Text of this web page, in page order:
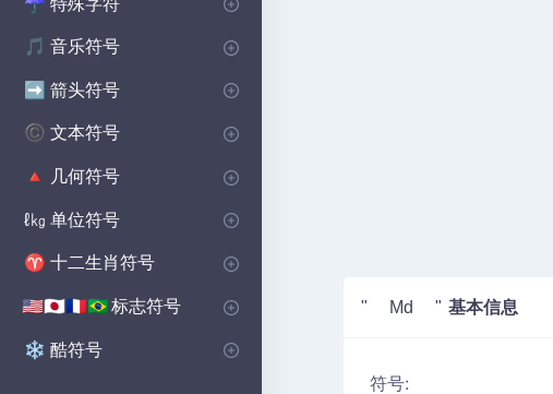
" Md " 基本信息
符号:
: 标点符号
⚜ 装饰符号
• 点符号
☮️ 王子符号
⚔️ 狂战士符号
⚔️ 维京符号
🔨 焊接符号
🏫 学校符号
⭐ 星球大战符号
ॐ 印度符号
☯️ 异教符号
🎵 音乐符号
♩ 注释符号
♯ CLEFS符号
🎵 音乐休息符号
🎼 重复音乐符号
➡️ 箭头符号
➡️ 方向箭头
↓ 向下箭头符号
→ 右箭头符号
↑ 向上箭头符号
^ 商店箭头符号
©️ 文本符号
©️ 版权符号
♀ 女性符号
❤️ 美学符号
♂ 男性符号
🦇 蝙蝠侠符号
Ⓐ 无政府状态符号
✝️ 交叉符号
¶ 段落符号
🚗 汽车符号
🧩 自闭症符号
☘️ 凯尔特人符号
🍽️ 洗碗机符号
🔮 哈利·波特符号
🔨 北欧符号
🐉 保护符号
🔺 几何符号
🔺 基本形状符号
⬟ 多边形符号
■ 坚实的图形符号
ℓ㎏ 单位符号
📏 音量单位符号
μ 微单元符号
♈ 十二生肖符号
♈ 西部十二生肖符号
🇺🇸🇯🇵🇫🇷🇧🇷标志符号
の 国家符号
🇺🇸🇬🇧🇨🇳
❄️ 酷符号